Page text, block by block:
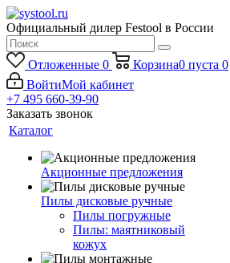
Официальный дилер Festool в России
Отложенные 0 Корзина0 пуста 0
ВойтиМой кабинет
+7 495 660-39-90
Заказать звонок
Каталог
Акционные предложения
Пилы дисковые ручные
Пилы погружные
Пилы: маятниковый
кожух